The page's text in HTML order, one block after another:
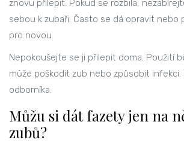
znovu přilepit. Pokud se rozbila,
sebou k zubaři. Často se dá opravit nebo
pro novou.
Nepokoušejte se ji přilepit doma. Použití
může poškodit zub nebo způsobit
odborníka.
Můžu si dát fazety jen na
zubů?